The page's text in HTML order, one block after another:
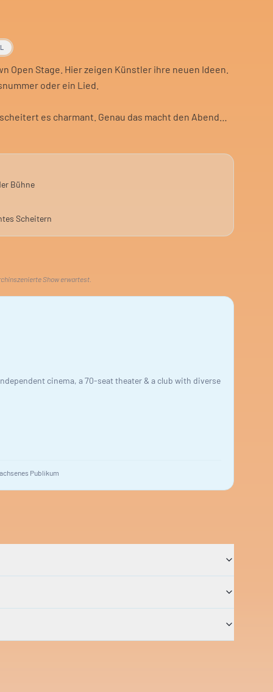
Open Stage. Hier zeigen Künstler ihre neuen Ideen.
oder ein Lied.
es charmant. Genau das macht den Abend
und Clownerie.
Du siehst, wie neue Nummern entstehen. Oder
Bühne
Scheitern
Show erwartest.
cinema, a 70-seat theater & a club with diverse
Publikum